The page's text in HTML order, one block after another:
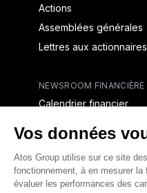
Actions
Assemblées générales
Lettres aux actionnaires
NEWSROOM FINANCIÈRE
Calendrier financier
CAPITAL & DETTE
Structure financière